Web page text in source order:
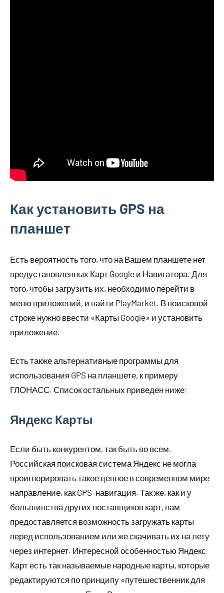
Как установить GPS на
планшет
Есть вероятность того, что на Вашем планшете нет
предустановленных Карт Google и Навигатора. Для
того, чтобы загрузить их, необходимо перейти в
меню приложений, и найти PlayMarket. В поисковой
строке нужно ввести «Карты Google» и установить
приложение.
Есть также альтернативные программы для
использования GPS на планшете, к примеру
ГЛОНАСС. Список остальных приведен ниже:
Яндекс Карты
Если быть конкурентом, так быть во всем.
Российская поисковая система Яндекс не могла
проигнорировать такое ценное в современном мире
направление, как GPS-навигация. Так же, как и у
большинства других поставщиков карт, нам
предоставляется возможность загружать карты
перед использованием или же скачивать их на лету
через интернет. Интересной особенностью Яндекс
Карт есть так называемые народные карты, которые
редактируются по принципу «путешественник для